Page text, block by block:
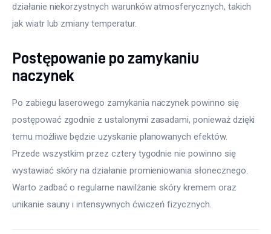
działanie niekorzystnych warunków atmosferycznych, takich
jak wiatr lub zmiany temperatur.
Postępowanie po zamykaniu
naczynek
Po zabiegu laserowego zamykania naczynek powinno się
postępować zgodnie z ustalonymi zasadami, ponieważ dzięki
temu możliwe będzie uzyskanie planowanych efektów.
Przede wszystkim przez cztery tygodnie nie powinno się
wystawiać skóry na działanie promieniowania słonecznego.
Warto zadbać o regularne nawilżanie skóry kremem oraz
unikanie sauny i intensywnych ćwiczeń fizycznych.